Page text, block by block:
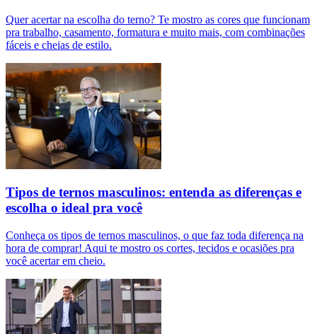
Quer acertar na escolha do terno? Te mostro as cores que funcionam
pra trabalho, casamento, formatura e muito mais, com combinações
fáceis e cheias de estilo.
Tipos de ternos masculinos: entenda as diferenças e
escolha o ideal pra você
Conheça os tipos de ternos masculinos, o que faz toda diferença na
hora de comprar! Aqui te mostro os cortes, tecidos e ocasiões pra
você acertar em cheio.